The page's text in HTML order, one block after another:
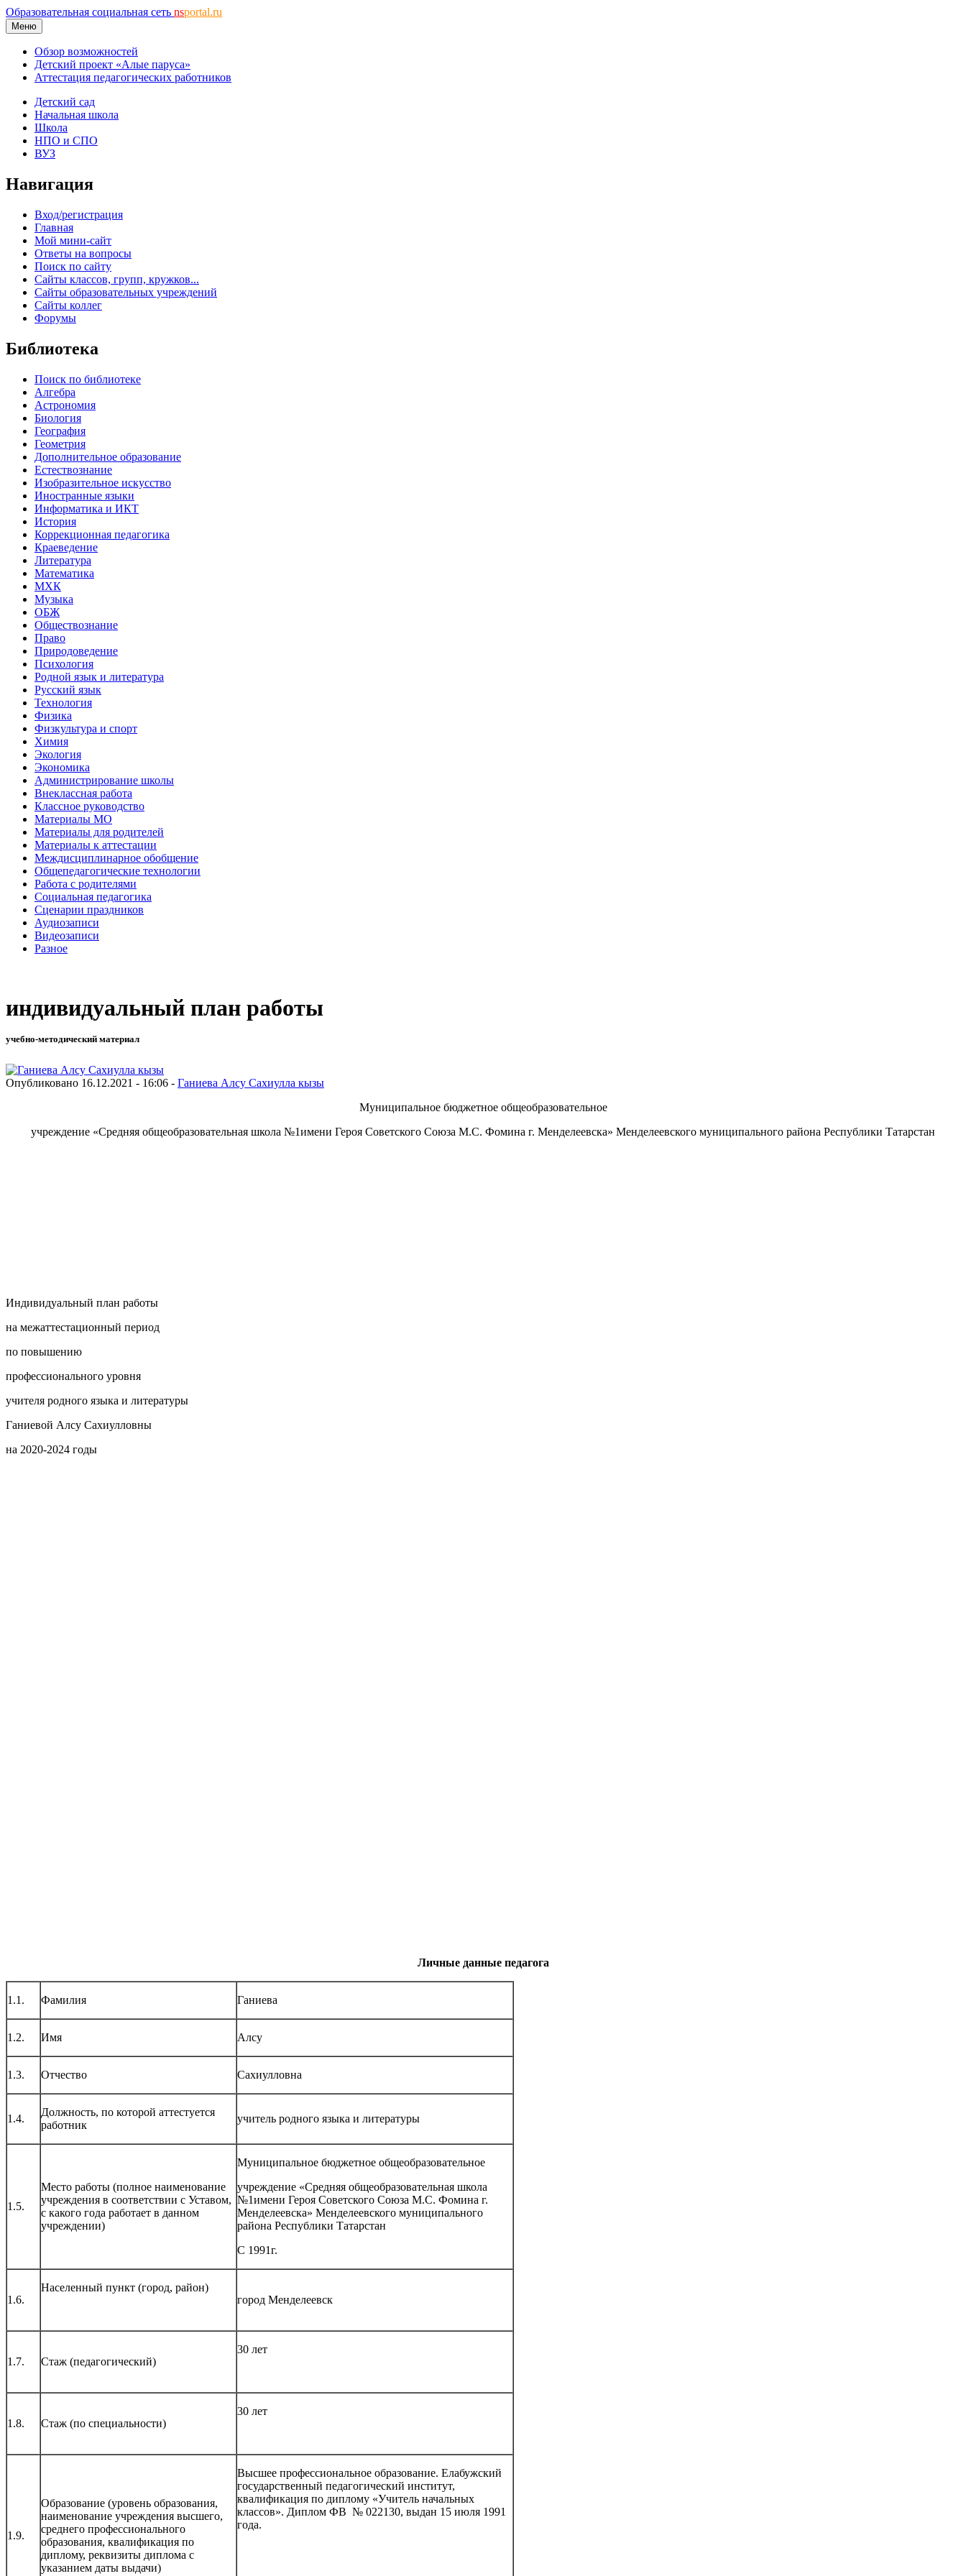
Образовательная социальная сеть nsportal.ru
Меню
Обзор возможностей
Детский проект «Алые паруса»
Аттестация педагогических работников
Детский сад
Начальная школа
Школа
НПО и СПО
ВУЗ
Навигация
Вход/регистрация
Главная
Мой мини-сайт
Ответы на вопросы
Поиск по сайту
Сайты классов, групп, кружков...
Сайты образовательных учреждений
Сайты коллег
Форумы
Библиотека
Поиск по библиотеке
Алгебра
Астрономия
Биология
География
Геометрия
Дополнительное образование
Естествознание
Изобразительное искусство
Иностранные языки
Информатика и ИКТ
История
Коррекционная педагогика
Краеведение
Литература
Математика
МХК
Музыка
ОБЖ
Обществознание
Право
Природоведение
Психология
Родной язык и литература
Русский язык
Технология
Физика
Физкультура и спорт
Химия
Экология
Экономика
Администрирование школы
Внеклассная работа
Классное руководство
Материалы МО
Материалы для родителей
Материалы к аттестации
Междисциплинарное обобщение
Общепедагогические технологии
Работа с родителями
Социальная педагогика
Сценарии праздников
Аудиозаписи
Видеозаписи
Разное
индивидуальный план работы
учебно-методический материал
Опубликовано 16.12.2021 - 16:06 - Ганиева Алсу Сахиулла кызы
Муниципальное бюджетное общеобразовательное
учреждение «Средняя общеобразовательная школа №1имени Героя Советского Союза М.С. Фомина г. Менделеевска» Менделеевского муниципального района Республики Татарстан
Индивидуальный план работы
на межаттестационный период
по повышению
профессионального уровня
учителя родного языка и литературы
Ганиевой Алсу Сахиулловны
на 2020-2024 годы
Личные данные педагога
1.1. Фамилия Ганиева
1.2. Имя Алсу
1.3. Отчество Сахиулловна
1.4.
Должность, по которой аттестуется
работник
учитель родного языка и литературы
1.5.
Место работы (полное наименование
учреждения в соответствии с Уставом,
с какого года работает в данном
учреждении)
Муниципальное бюджетное общеобразовательное
учреждение «Средняя общеобразовательная школа
№1имени Героя Советского Союза М.С. Фомина г.
Менделеевска» Менделеевского муниципального
района Республики Татарстан
С 1991г.
1.6.
Населенный пункт (город, район)
город Менделеевск
1.7. Стаж (педагогический)
30 лет
1.8. Стаж (по специальности)
30 лет
1.9.
Образование (уровень образования,
наименование учреждения высшего,
среднего профессионального
образования, квалификация по
диплому, реквизиты диплома с
указанием даты выдачи)
Высшее профессиональное образование. Елабужский
государственный педагогический институт,
квалификация по диплому «Учитель начальных
классов». Диплом ФВ № 022130, выдан 15 июля 1991
года.